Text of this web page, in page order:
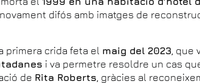
novament difós amb imatges de
primera crida feta el maig del 2023 , que
i va permetre resoldre un cas
de Rita Roberts , gràcies al